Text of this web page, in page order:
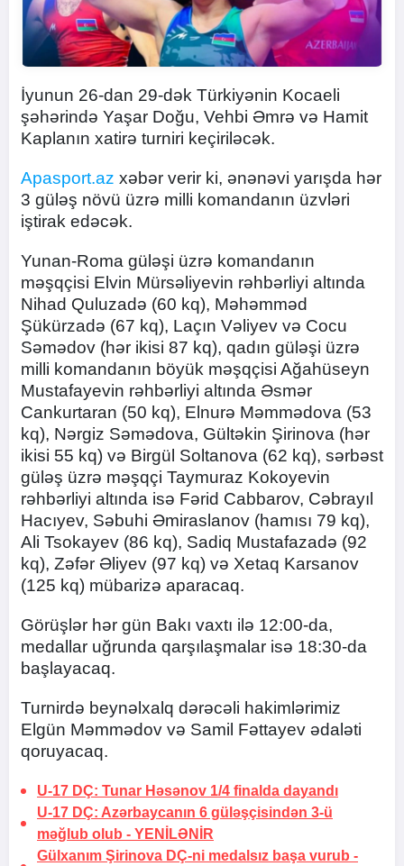
İyunun 26-dan 29-dək Türkiyənin Kocaeli
şəhərində Yaşar Doğu, Vehbi Əmrə və Hamit
Kaplanın xatirə turniri keçiriləcək.
Apasport.az xəbər verir ki, ənənəvi yarışda hər
3 güləş növü üzrə milli komandanın üzvləri
iştirak edəcək.
Yunan-Roma güləşi üzrə komandanın
məşqçisi Elvin Mürsəliyevin rəhbərliyi altında
Nihad Quluzadə (60 kq), Məhəmməd
Şükürzadə (67 kq), Laçın Vəliyev və Cocu
Səmədov (hər ikisi 87 kq), qadın güləşi üzrə
milli komandanın böyük məşqçisi Ağahüseyn
Mustafayevin rəhbərliyi altında Əsmər
Cankurtaran (50 kq), Elnurə Məmmədova (53
kq), Nərgiz Səmədova, Gültəkin Şirinova (hər
ikisi 55 kq) və Birgül Soltanova (62 kq), sərbəst
güləş üzrə məşqçi Taymuraz Kokoyevin
rəhbərliyi altında isə Fərid Cabbarov, Cəbrayıl
Hacıyev, Səbuhi Əmiraslanov (hamısı 79 kq),
Ali Tsokayev (86 kq), Sadiq Mustafazadə (92
kq), Zəfər Əliyev (97 kq) və Xetaq Karsanov
(125 kq) mübarizə aparacaq.
Görüşlər hər gün Bakı vaxtı ilə 12:00-da,
medallar uğrunda qarşılaşmalar isə 18:30-da
başlayacaq.
Turnirdə beynəlxalq dərəcəli hakimlərimiz
Elgün Məmmədov və Samil Fəttayev ədaləti
qoruyacaq.
U-17 DÇ: Tunar Həsənov 1/4 finalda dayandı
U-17 DÇ: Azərbaycanın 6 güləşçisindən 3-ü
məğlub olub - YENİLƏNİR
Gülxanım Şirinova DÇ-ni medalsız başa vurub -